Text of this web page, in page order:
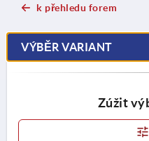
k přehledu forem
VÝBĚR VARIANT
Zúžit